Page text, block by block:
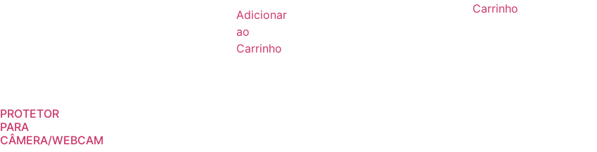
Adicionar
ao
Carrinho
Carrinho
PROTETOR
PARA
CÂMERA/WEBCAM